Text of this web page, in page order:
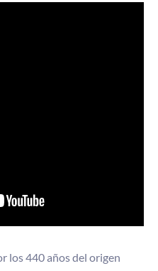
los 440 años del origen